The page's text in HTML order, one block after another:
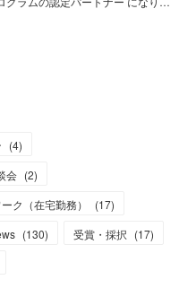
(4)
会 (2)
ク（在宅勤務） (17)
(130) 受賞・採択 (17)